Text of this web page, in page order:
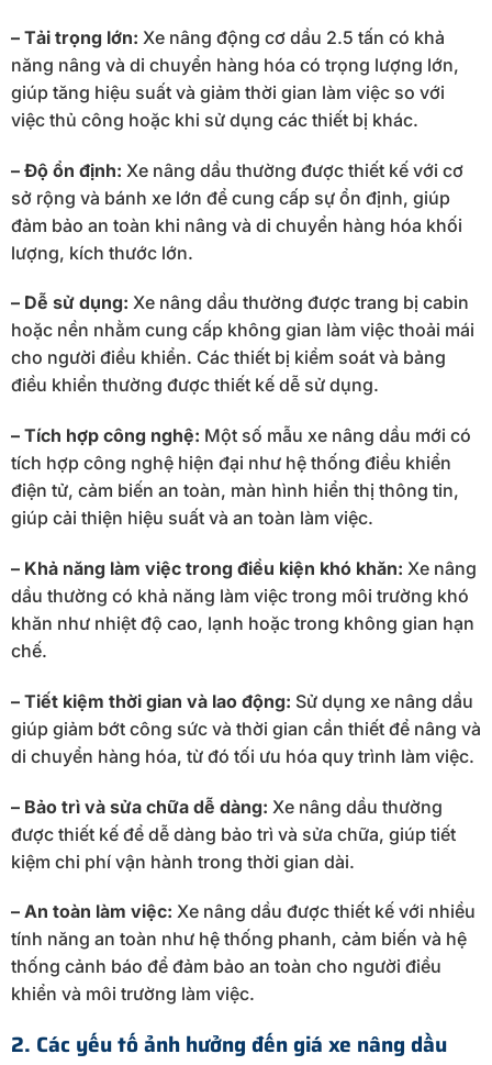
– Tải trọng lớn: Xe nâng động cơ dầu 2.5 tấn có khả
năng nâng và di chuyển hàng hóa có trọng lượng lớn,
giúp tăng hiệu suất và giảm thời gian làm việc so với
việc thủ công hoặc khi sử dụng các thiết bị khác.
– Độ ổn định: Xe nâng dầu thường được thiết kế với cơ
sở rộng và bánh xe lớn để cung cấp sự ổn định, giúp
đảm bảo an toàn khi nâng và di chuyển hàng hóa khối
lượng, kích thước lớn.
– Dễ sử dụng: Xe nâng dầu thường được trang bị cabin
hoặc nền nhằm cung cấp không gian làm việc thoải mái
cho người điều khiển. Các thiết bị kiểm soát và bảng
điều khiển thường được thiết kế dễ sử dụng.
– Tích hợp công nghệ: Một số mẫu xe nâng dầu mới có
tích hợp công nghệ hiện đại như hệ thống điều khiển
điện tử, cảm biến an toàn, màn hình hiển thị thông tin,
giúp cải thiện hiệu suất và an toàn làm việc.
– Khả năng làm việc trong điều kiện khó khăn: Xe nâng
dầu thường có khả năng làm việc trong môi trường khó
khăn như nhiệt độ cao, lạnh hoặc trong không gian hạn
chế.
– Tiết kiệm thời gian và lao động: Sử dụng xe nâng dầu
giúp giảm bớt công sức và thời gian cần thiết để nâng và
di chuyển hàng hóa, từ đó tối ưu hóa quy trình làm việc.
– Bảo trì và sửa chữa dễ dàng: Xe nâng dầu thường
được thiết kế để dễ dàng bảo trì và sửa chữa, giúp tiết
kiệm chi phí vận hành trong thời gian dài.
– An toàn làm việc: Xe nâng dầu được thiết kế với nhiều
tính năng an toàn như hệ thống phanh, cảm biến và hệ
thống cảnh báo để đảm bảo an toàn cho người điều
khiển và môi trường làm việc.
2. Các yếu tố ảnh hưởng đến giá xe nâng dầu